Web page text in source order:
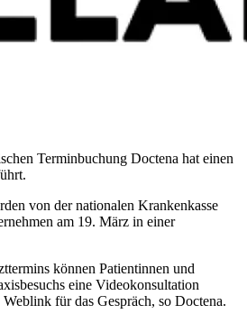
Terminbuchung Doctena hat einen
von der nationalen Krankenkasse
am 19. März in einer
können Patientinnen und
eine Videokonsultation
für das Gespräch, so Doctena.